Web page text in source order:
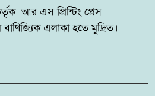
সাতক্ষীরার কলারোয়ায় র‍্যাবের
অভিযান, ৮৫ বোতল ESKUF
আর এস প্রিন্টিং প্রেস
এলাকা হতে মুদ্রিত।